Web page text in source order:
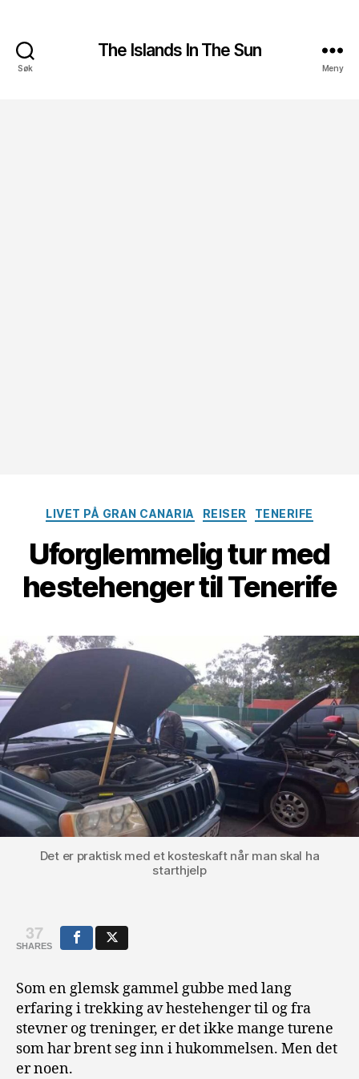
Søk
The Islands In The Sun
Meny
Kategorier
LIVET PÅ GRAN CANARIA REISER TENERIFE
Uforglemmelig tur med
hestehenger til Tenerife
Det er praktisk med et kosteskaft når man skal ha
starthjelp
37
SHARES
Som en glemsk gammel gubbe med lang
erfaring i trekking av hestehenger til og fra
stevner og treninger, er det ikke mange turene
som har brent seg inn i hukommelsen. Men det
er noen.